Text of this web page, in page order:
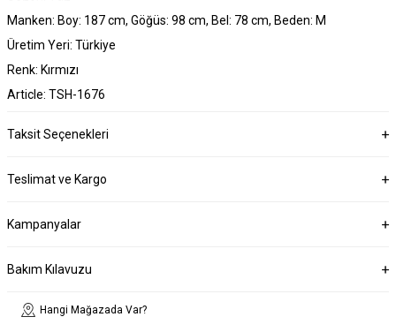
Manken: Boy: 187 cm, Göğüs: 98 cm, Bel: 78 cm, Beden: M
Üretim Yeri: Türkiye
Renk: Kırmızı
Article: TSH-1676
Taksit Seçenekleri
Teslimat ve Kargo
Kampanyalar
Bakım Kılavuzu
Hangi Mağazada Var?